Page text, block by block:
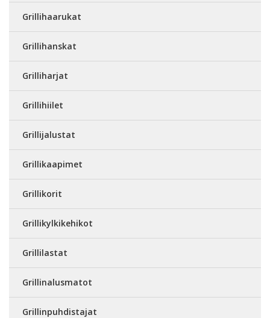
Grillihaarukat
Grillihanskat
Grilliharjat
Grillihiilet
Grillijalustat
Grillikaapimet
Grillikorit
Grillikylkikehikot
Grillilastat
Grillinalusmatot
Grillinpuhdistajat